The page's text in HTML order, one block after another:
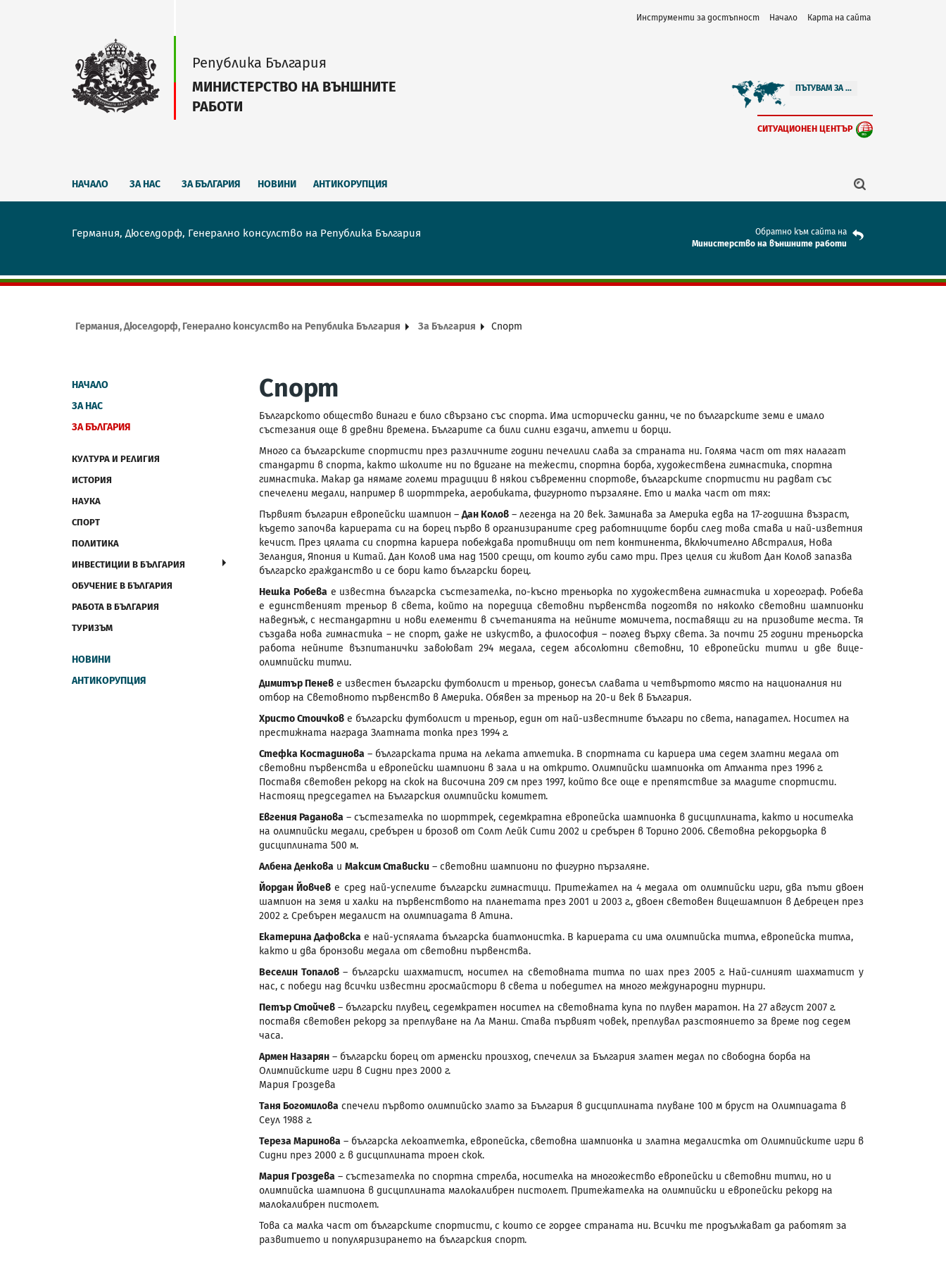
Инструменти за достъпност Начало Карта на сайта
Република България
МИНИСТЕРСТВО НА ВЪНШНИТЕ
РАБОТИ
ПЪТУВАМ ЗА ...
СИТУАЦИОНЕН ЦЕНТЪР
НАЧАЛО ЗА НАС ЗА БЪЛГАРИЯ НОВИНИ АНТИКОРУПЦИЯ
Германия, Дюселдорф, Генерално консулство на Република България
Обратно към сайта на
Mинистерство на външните работи
Германия, Дюселдорф, Генерално консулство на Република България За България Спорт
НАЧАЛО
ЗА НАС
ЗА БЪЛГАРИЯ
КУЛТУРА И РЕЛИГИЯ
ИСТОРИЯ
НАУКА
СПОРТ
ПОЛИТИКА
ИНВЕСТИЦИИ В БЪЛГАРИЯ
ОБУЧЕНИЕ В БЪЛГАРИЯ
РАБОТА В БЪЛГАРИЯ
ТУРИЗЪМ
НОВИНИ
АНТИКОРУПЦИЯ
Спорт
Българското общество винаги е било свързано със спорта. Има исторически данни, че по българските земи е имало
състезания още в древни времена. Българите са били силни ездачи, атлети и борци.
Много са българските спортисти през различните години печелили слава за страната ни. Голяма част от тях налагат
стандарти в спорта, както школите ни по вдигане на тежести, спортна борба, художествена гимнастика, спортна
гимнастика. Макар да нямаме големи традиции в някои съвременни спортове, българските спортисти ни радват със
спечелени медали, например в шорттрека, аеробиката, фигурното пързаляне. Ето и малка част от тях:
Първият българин европейски шампион –Дан Колов– легенда на 20 век. Заминава за Америка едва на 17-годишна възраст,
където започва кариерата си на борец първо в организираните сред работниците борби след това става и най-изветния
кечист. През цялата си спортна кариера побеждава противници от пет континента, включително Австралия, Нова
Зеландия, Япония и Китай. Дан Колов има над 1500 срещи, от които губи само три. През целия си живот Дан Колов запазва
българско гражданство и се бори като български борец.
Нешка Робевае известна българска състезателка, по-късно треньорка по художествена гимнастика и хореограф. Робева
е единственият треньор в света, който на поредица световни първенства подготвя по няколко световни шампионки
наведнъж, с нестандартни и нови елементи в съчетанията на нейните момичета, поставящи ги на призовите места. Тя
създава нова гимнастика – не спорт, даже не изкуство, а философия – поглед върху света. За почти 25 години треньорска
работа нейните възпитанички завоюват 294 медала, седем абсолютни световни, 10 европейски титли и две вице-
олимпийски титли.
Димитър Пеневе известен български футболист и треньор, донесъл славата и четвъртото място на националния ни
отбор на Световното първенство в Америка. Обявен за треньор на 20-и век в България.
Христо Стоичкове български футболист и треньор, един от най-известните българи по света, нападател. Носител на
престижната награда Златната топка през 1994 г.
Стефка Костадинова– българската прима на леката атлетика. В спортната си кариера има седем златни медала от
световни първенства и европейски шампиони в зала и на открито. Олимпийски шампионка от Атланта през 1996 г.
Поставя световен рекорд на скок на височина 209 см през 1997, който все още е препятствие за младите спортисти.
Настоящ председател на Българския олимпийски комитет.
Евгения Раданова– състезателка по шорттрек, седемкратна европейска шампионка в дисциплината, както и носителка
на олимпийски медали, сребърен и брозов от Солт Лейк Сити 2002 и сребърен в Торино 2006. Световна рекордьорка в
дисциплината 500 м.
Албена Денковаи Максим Стависки – световни шампиони по фигурно пързаляне.
Йордан Йовчев е сред най-успелите български гимнастици. Притежател на 4 медала от олимпийски игри, два пъти двоен
шампион на земя и халки на първенството на планетата през 2001 и 2003 г., двоен световен вицешампион в Дебрецен през
2002 г. Сребърен медалист на олимпиадата в Атина.
Екатерина Дафовскае най-успялата българска биатлонистка. В кариерата си има олимпийска титла, европейска титла,
както и два бронзови медала от световни първенствa.
Веселин Топалов– български шахматист, носител на световната титла по шах през 2005 г. Най-силният шахматист у
нас, с победи над всички известни гросмайстори в света и победител на много международни турнири.
Петър Стойчев– български плувец, седемкратен носител на световната купа по плувен маратон. На 27 август 2007 г.
поставя световен рекорд за преплуване на Ла Манш. Става първият човек, преплувал разстоянието за време под седем
часа.
Армен Назарян– български борец от арменски произход, спечелил за България златен медал по свободна борба на
Олимпийските игри в Сидни през 2000 г.
Мария Гроздева
Таня Богомиловаспечели първото олимпийско злато за България в дисциплината плуване 100 м бруст на Олимпиадата в
Сеул 1988 г.
Тереза Маринова– българска лекоатлетка, европейска, световна шампионка и златна медалистка от Олимпийските игри в
Сидни през 2000 г. в дисциплината троен скок.
Мария Гроздева– състезателка по спортна стрелба, носителка на многожество европейски и световни титли, но и
олимпийска шампиона в дисциплината малокалибрен пистолет. Притежателка на олимпийски и европейски рекорд на
малокалибрен пистолет.
Това са малка част от българските спортисти, с които се гордее страната ни. Всички те продължават да работят за
развитието и популяризирането на българския спорт.